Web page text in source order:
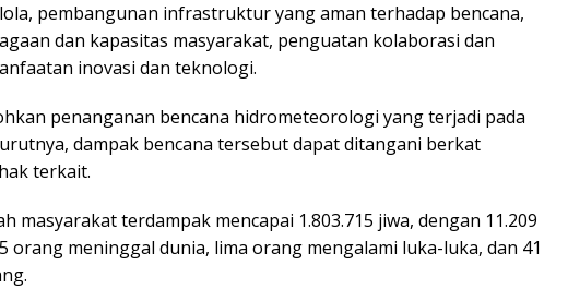
pembangunan infrastruktur yang aman terhadap bencana,
dan kapasitas masyarakat, penguatan kolaborasi dan
inovasi dan teknologi.
penanganan bencana hidrometeorologi yang terjadi pada
dampak bencana tersebut dapat ditangani berkat
terkait.
masyarakat terdampak mencapai 1.803.715 jiwa, dengan 11.209
orang meninggal dunia, lima orang mengalami luka-luka, dan 41